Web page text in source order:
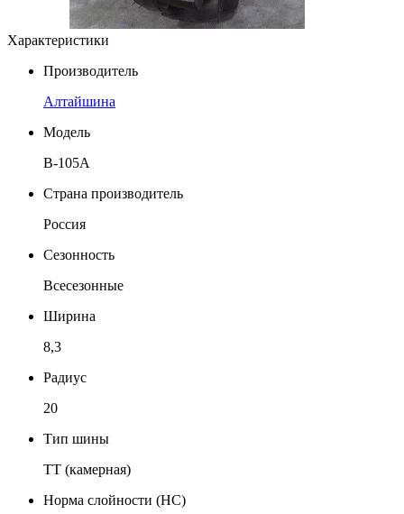
Характеристики
Производитель
Алтайшина
Модель
В-105А
Страна производитель
Россия
Сезонность
Всесезонные
Ширина
8,3
Радиус
20
Тип шины
TT (камерная)
Норма слойности (НС)